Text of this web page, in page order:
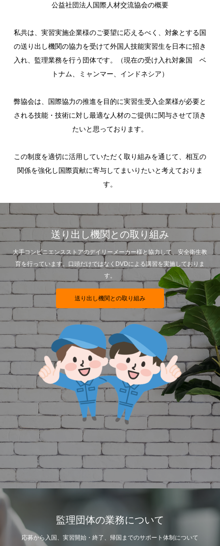
公益社団法人国際人材交流協会の概要
私共は、実習実施企業様のご要望に応えるべく、対象とする国
の送り出し機関の協力を受けて外国人技能実習生を日本に招き
入れ、監理業務を行う団体です。（現在の受け入れ対象国 ベ
トナム、ミャンマー、インドネシア）
​弊協会は、国際協力の推進を目的に実習生受入企業様が必要と
される技能・技術に対し最適な人材のご提供に関与させて頂き
たいと思っております。
この制度を適切に活用していただく取り組みを通じて、相互の
関係を強化し国際貢献に寄与してまいりたいと考えておりま
す。
送り出し機関との取り組み
大手コンビニエンスストアのデイリーメーカー様と協力して、安全衛生教
育を行っています。口頭だけではなくDVDによる講習を実施しておりま
す。
送り出し機関との取り組み
監理団体の業務について
応募から入国、実習開始・終了、帰国までのサポート体制について